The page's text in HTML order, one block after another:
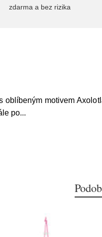
zdarma a bez rizika
oblíbeným motivem
po...